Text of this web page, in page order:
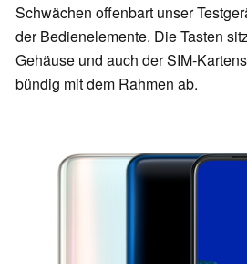
Schwächen offenbart unser
der Bedienelemente. Die Tasten
Gehäuse und auch der SIM-
bündig mit dem Rahmen ab.